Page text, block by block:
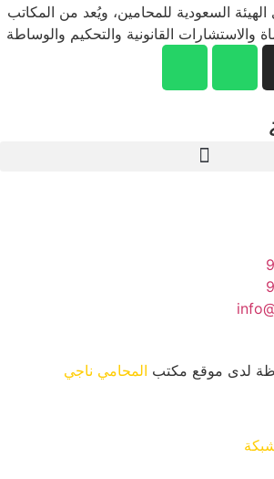
السعودية للمحامين، ويُعد من المكاتب
والاستشارات القانونية والتحكيم والوساطة
لدى موقع مكتب المحامي ناجي